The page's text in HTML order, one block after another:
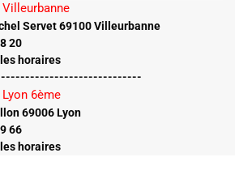
Servet 69100 Villeurbanne
20
horaires
6ème
69006 Lyon
66
horaires